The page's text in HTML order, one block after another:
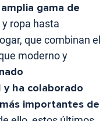
gama de
ropa hasta
que combinan el
moderno y
ha colaborado
importantes de